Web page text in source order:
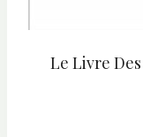
Le Livre